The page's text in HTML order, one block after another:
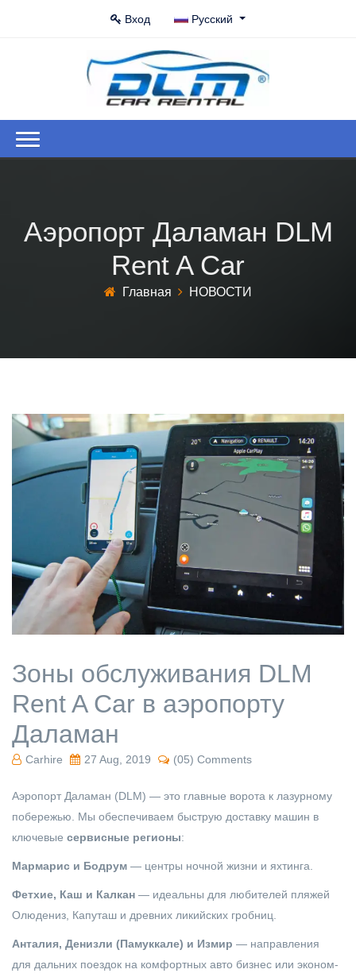
Вход Русский
Аэропорт Даламан DLM
Rent A Car
Главная НОВОСТИ
Зоны обслуживания DLM
Rent A Car в аэропорту
Даламан
Carhire 27 Aug, 2019 (05) Comments
Аэропорт Даламан (DLM) — это главные ворота к лазурному
побережью. Мы обеспечиваем быструю доставку машин в
ключевые сервисные регионы:
Мармарис и Бодрум — центры ночной жизни и яхтинга.
Фетхие, Каш и Калкан — идеальны для любителей пляжей
Олюдениз, Капуташ и древних ликийских гробниц.
Анталия, Денизли (Памуккале) и Измир — направления
для дальних поездок на комфортных авто бизнес или эконом-